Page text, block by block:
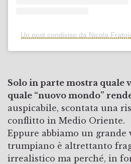
Un post condiviso da Nicola
Solo in parte mostra quale
quale “nuovo mondo”
auspicabile, scontata una
conflitto in Medio Oriente.
Eppure abbiamo un grande
trumpiano è altrettanto
irrealistico ma perché, in